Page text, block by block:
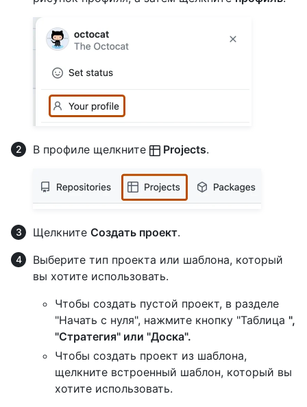
В профиле щелкните Projects.
Щелкните Создать проект.
Выберите тип проекта или шаблона, который
вы хотите использовать.
Чтобы создать пустой проект, в разделе
"Начать с нуля", нажмите кнопку "Таблица ",
"Стратегия" или "Доска".
Чтобы создать проект из шаблона,
щелкните встроенный шаблон, который вы
хотите использовать.